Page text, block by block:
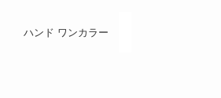
ハンド ワンカラー